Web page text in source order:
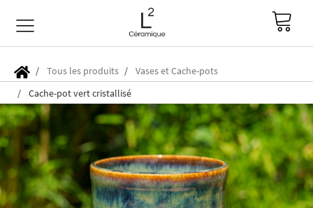
Tous les produits
Vases et Cache-pots
Cache-pot vert cristallisé